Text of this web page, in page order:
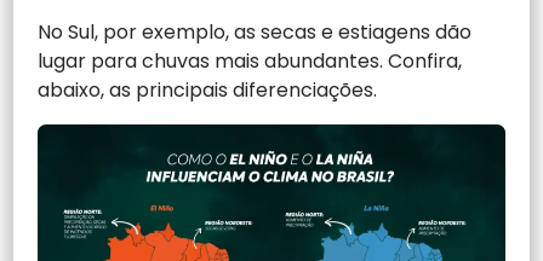
No Sul, por exemplo, as secas e estiagens dão
lugar para chuvas mais abundantes. Confira,
abaixo, as principais diferenciações.